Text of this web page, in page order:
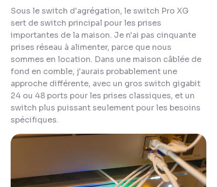
Sous le switch d'agrégation, le switch Pro XG
sert de switch principal pour les prises
importantes de la maison. Je n'ai pas cinquante
prises réseau à alimenter, parce que nous
sommes en location. Dans une maison câblée de
fond en comble, j'aurais probablement une
approche différente, avec un gros switch gigabit
24 ou 48 ports pour les prises classiques, et un
switch plus puissant seulement pour les besoins
spécifiques.